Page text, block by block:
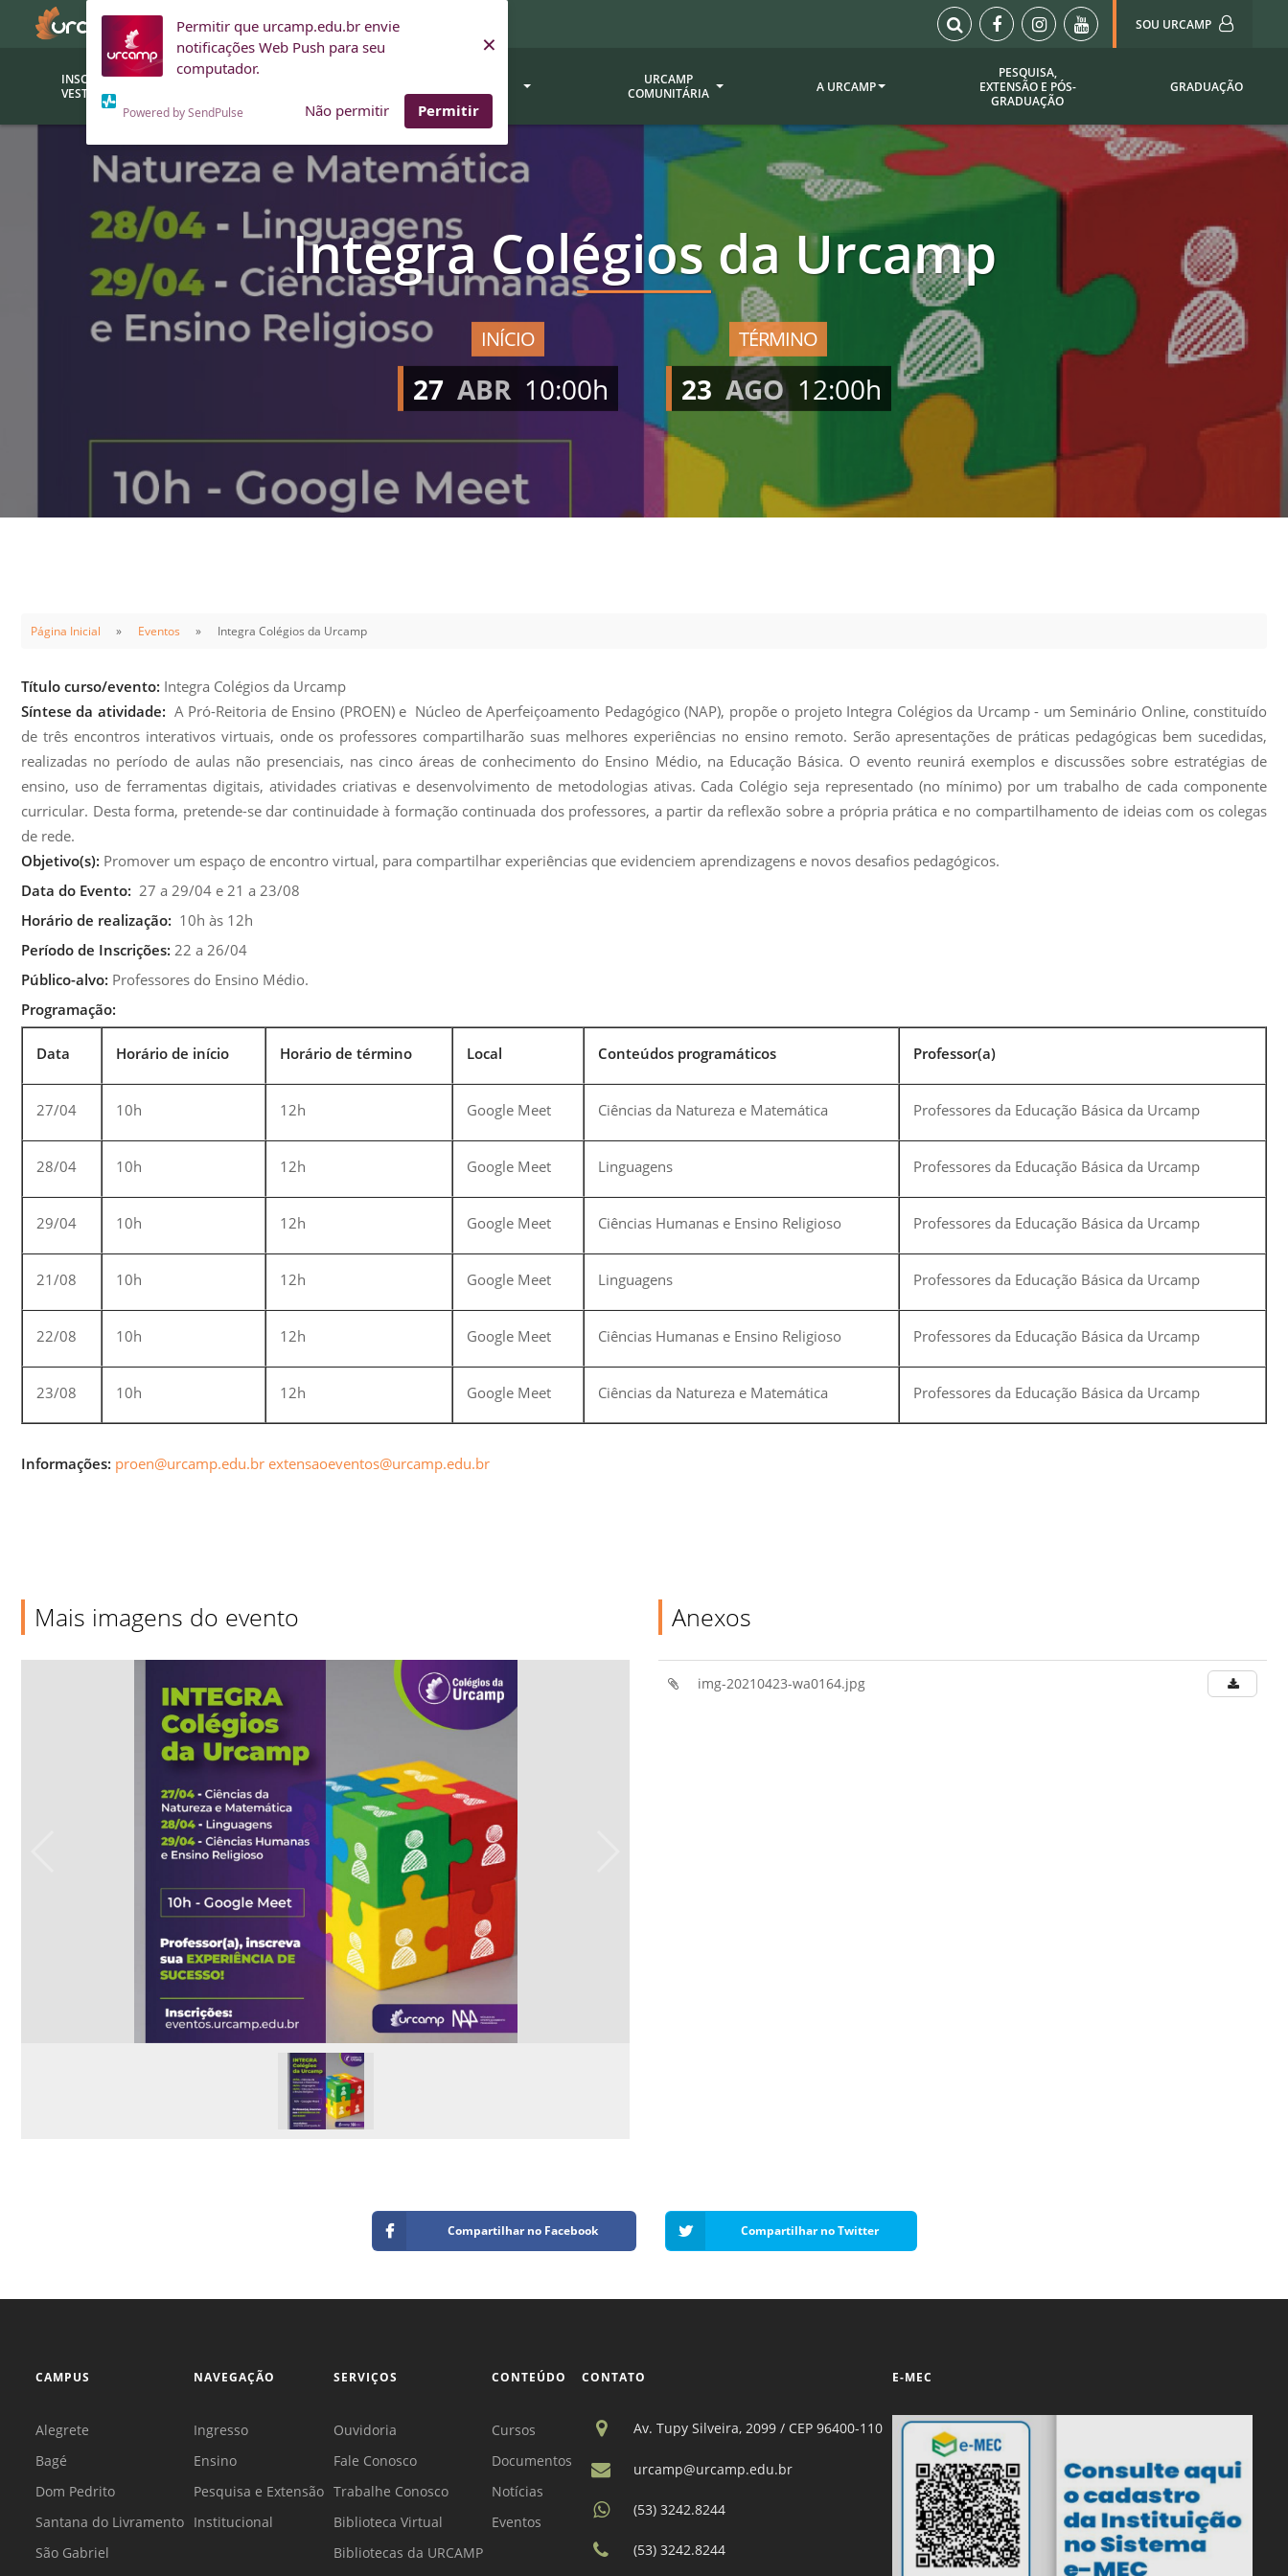
Permitir que urcamp.edu.br envie
notificações Web Push para seu
computador.
Powered by SendPulse Não permitir Permitir
×
SOU URCAMP
Sou Urcamp (Portal)
Biblioteca
Biblioteca Virtual
Plataforma Moodle
Setor de Registros
Acadêmicos
SOU I
Prova de Proficiência
Orientação para
Descarte - URCAMP
Normas Laboratório
de Física
de Química
de Botânica
Normas Laboratório
de Informática
Guia Acadêmico
Regimento
Institucional URCAMP
INSCRIÇÕES
VESTIBULAR
BOLSAS E
Bolsas
Bolsas Sociais
Convênios (empresas)
Descontos
Fale com um atendente!!
URCAMP
Editora - EDIURCAMP
Consultoria Jr.
Clínica Veterinária (BAGÉ)
Fiscal
Laboratório de Solos -
INTEC
Sementes - INTEC
Laboratório de
Biotecnologia Vegetal -
Jurídica) - Bagé, Santana do
Livramento, São Gabriel e
Alegrete
NPS - Núcleo de Práticas
em Saúde
URCAMP
COMUNITÁRIA
Hospital Universitário
Museu Dom Diogo de Souza
Museu da Gravura
Desenvolvimento Regional
Nossos Campi - Alegrete,
Bagé, Dom Pedrito, São
Gabriel, Santana do
Livramento
Vídeo Institucional Fazer
A URCAMP
Fundação Attila Taborda
Avaliação Institucional
Urcamp
Comissão Própria de
Documentos / Portarias /
Resoluções
Documentação Institucional
Editais / Vagas
Internacionalização
Trabalhe Conosco
PESQUISA,
EXTENSÃO E PÓS-
GRADUAÇÃO
GRADUAÇÃO
Integra Colégios da Urcamp
INÍCIO
27 ABR 10:00h
TÉRMINO
23 AGO 12:00h
Página Inicial Eventos Integra Colégios da Urcamp
Título curso/evento: Integra Colégios da Urcamp
Síntese da atividade: A Pró-Reitoria de Ensino (PROEN) e Núcleo de Aperfeiçoamento Pedagógico (NAP), propõe o projeto Integra Colégios da Urcamp - um Seminário Online, constituído
de três encontros interativos virtuais, onde os professores compartilharão suas melhores experiências no ensino remoto. Serão apresentações de práticas pedagógicas bem sucedidas,
realizadas no período de aulas não presenciais, nas cinco áreas de conhecimento do Ensino Médio, na Educação Básica. O evento reunirá exemplos e discussões sobre estratégias de
ensino, uso de ferramentas digitais, atividades criativas e desenvolvimento de metodologias ativas. Cada Colégio seja representado (no mínimo) por um trabalho de cada componente
curricular. Desta forma, pretende-se dar continuidade à formação continuada dos professores, a partir da reflexão sobre a própria prática e no compartilhamento de ideias com os colegas
de rede.
Objetivo(s): Promover um espaço de encontro virtual, para compartilhar experiências que evidenciem aprendizagens e novos desafios pedagógicos.
Data do Evento: 27 a 29/04 e 21 a 23/08
Horário de realização: 10h às 12h
Período de Inscrições: 22 a 26/04
Público-alvo: Professores do Ensino Médio.
Programação:
Data Horário de início Horário de término Local Conteúdos programáticos Professor(a)
27/04 10h 12h Google Meet Ciências da Natureza e Matemática Professores da Educação Básica da Urcamp
28/04 10h 12h Google Meet Linguagens Professores da Educação Básica da Urcamp
29/04 10h 12h Google Meet Ciências Humanas e Ensino Religioso Professores da Educação Básica da Urcamp
21/08 10h 12h Google Meet Linguagens Professores da Educação Básica da Urcamp
22/08 10h 12h Google Meet Ciências Humanas e Ensino Religioso Professores da Educação Básica da Urcamp
23/08 10h 12h Google Meet Ciências da Natureza e Matemática Professores da Educação Básica da Urcamp
Informações: proen@urcamp.edu.br extensaoeventos@urcamp.edu.br
Mais imagens do evento Anexos
img-20210423-wa0164.jpg
Compartilhar no Facebook Compartilhar no Twitter
CAMPUS
Alegrete
Bagé
Dom Pedrito
Santana do Livramento
São Gabriel
NAVEGAÇÃO
Ingresso
Ensino
Pesquisa e Extensão
Institucional
SERVIÇOS
Ouvidoria
Fale Conosco
Trabalhe Conosco
Biblioteca Virtual
Bibliotecas da URCAMP
CONTEÚDO
Cursos
Documentos
Notícias
Eventos
CONTATO
Av. Tupy Silveira, 2099 / CEP 96400-110
urcamp@urcamp.edu.br
(53) 3242.8244
(53) 3242.8244
E-MEC